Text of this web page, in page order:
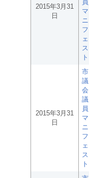
2015年3月31
日
員
マ
ニ
フ
ェ
ス
ト
2015年3月31
日
市
議
会
議
員
マ
ニ
フ
ェ
ス
ト